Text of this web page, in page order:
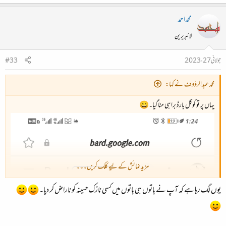
محمداحمد
لائبریرین
جولائی 27، 2023
#33
محمد عبدالرؤوف نے کہا:
یہاں پر تو گوگل بارڈ برا ہی منا گیا۔😄
مزید نمائش کے لیے کلک کریں۔۔۔
یوں لگ رہا ہے کہ آپ نے باتوں ہی باتوں میں کسی نازک حسینہ کو ناراض کر دیا۔